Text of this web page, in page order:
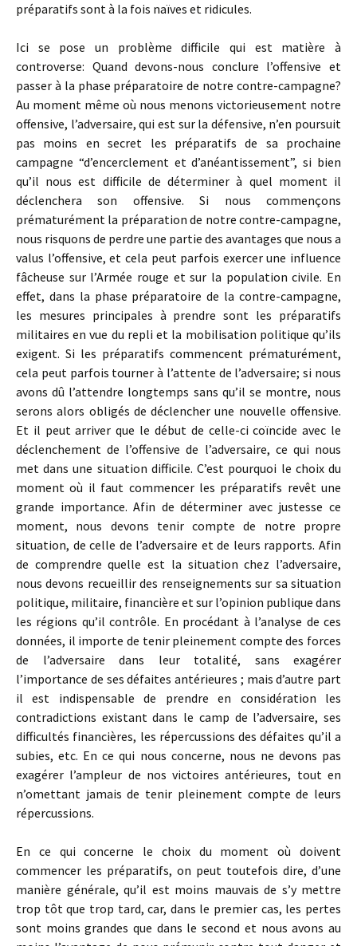
préparatifs sont à la fois naïves et ridicules.
Ici se pose un problème difficile qui est matière à
controverse: Quand devons-nous conclure l’offensive et
passer à la phase préparatoire de notre contre-campagne?
Au moment même où nous menons victorieusement notre
offensive, l’adversaire, qui est sur la défensive, n’en poursuit
pas moins en secret les préparatifs de sa prochaine
campagne “d’encerclement et d’anéantissement”, si bien
qu’il nous est difficile de déterminer à quel moment il
déclenchera son offensive. Si nous commençons
prématurément la préparation de notre contre-campagne,
nous risquons de perdre une partie des avantages que nous a
valus l’offensive, et cela peut parfois exercer une influence
fâcheuse sur l’Armée rouge et sur la population civile. En
effet, dans la phase préparatoire de la contre-campagne,
les mesures principales à prendre sont les préparatifs
militaires en vue du repli et la mobilisation politique qu’ils
exigent. Si les préparatifs commencent prématurément,
cela peut parfois tourner à l’attente de l’adversaire; si nous
avons dû l’attendre longtemps sans qu’il se montre, nous
serons alors obligés de déclencher une nouvelle offensive.
Et il peut arriver que le début de celle-ci coïncide avec le
déclenchement de l’offensive de l’adversaire, ce qui nous
met dans une situation difficile. C’est pourquoi le choix du
moment où il faut commencer les préparatifs revêt une
grande importance. Afin de déterminer avec justesse ce
moment, nous devons tenir compte de notre propre
situation, de celle de l’adversaire et de leurs rapports. Afin
de comprendre quelle est la situation chez l’adversaire,
nous devons recueillir des renseignements sur sa situation
politique, militaire, financière et sur l’opinion publique dans
les régions qu’il contrôle. En procédant à l’analyse de ces
données, il importe de tenir pleinement compte des forces
de l’adversaire dans leur totalité, sans exagérer
l’importance de ses défaites antérieures ; mais d’autre part
il est indispensable de prendre en considération les
contradictions existant dans le camp de l’adversaire, ses
difficultés financières, les répercussions des défaites qu’il a
subies, etc. En ce qui nous concerne, nous ne devons pas
exagérer l’ampleur de nos victoires antérieures, tout en
n’omettant jamais de tenir pleinement compte de leurs
répercussions.
En ce qui concerne le choix du moment où doivent
commencer les préparatifs, on peut toutefois dire, d’une
manière générale, qu’il est moins mauvais de s’y mettre
trop tôt que trop tard, car, dans le premier cas, les pertes
sont moins grandes que dans le second et nous avons au